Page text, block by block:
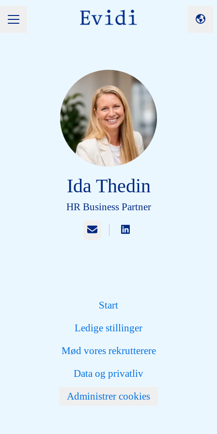
KARRIEREMENU Skift
Ida Thedin
HR Business Partner
E-mail
Start
Ledige stillinger
Mød vores rekrutterere
Data og privatliv
Administrer cookies